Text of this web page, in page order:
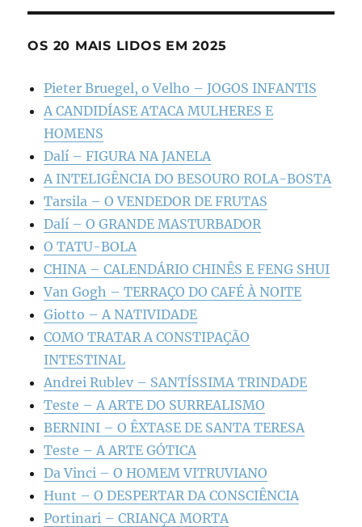
OS 20 MAIS LIDOS EM 2025
Pieter Bruegel, o Velho – JOGOS INFANTIS
A CANDIDÍASE ATACA MULHERES E
HOMENS
Dalí – FIGURA NA JANELA
A INTELIGÊNCIA DO BESOURO ROLA-BOSTA
Tarsila – O VENDEDOR DE FRUTAS
Dalí – O GRANDE MASTURBADOR
O TATU-BOLA
CHINA – CALENDÁRIO CHINÊS E FENG SHUI
Van Gogh – TERRAÇO DO CAFÉ À NOITE
Giotto – A NATIVIDADE
COMO TRATAR A CONSTIPAÇÃO
INTESTINAL
Andrei Rublev – SANTÍSSIMA TRINDADE
Teste – A ARTE DO SURREALISMO
BERNINI – O ÊXTASE DE SANTA TERESA
Teste – A ARTE GÓTICA
Da Vinci – O HOMEM VITRUVIANO
Hunt – O DESPERTAR DA CONSCIÊNCIA
Portinari – CRIANÇA MORTA